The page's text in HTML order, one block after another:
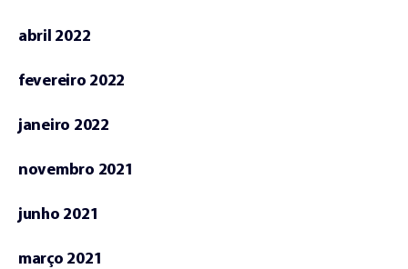
abril 2022
fevereiro 2022
janeiro 2022
novembro 2021
junho 2021
março 2021